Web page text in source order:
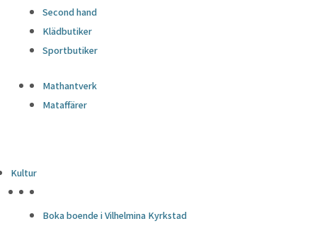
Second hand
Klädbutiker
Sportbutiker
Mathantverk
Mataffärer
Kultur
Boka boende i Vilhelmina Kyrkstad